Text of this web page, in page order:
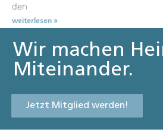
den
weiterlesen »
Wir machen
Miteinander.
Jetzt Mitglied werden!